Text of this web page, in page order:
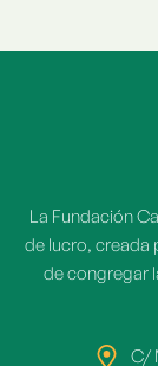
La Fundación
de lucro, creada
de congregar
C/